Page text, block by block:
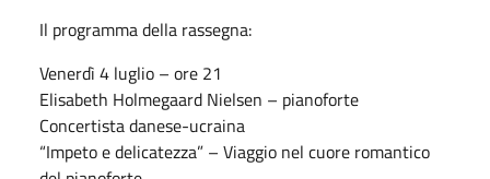
Il programma della rassegna:
Venerdì 4 luglio – ore 21
Elisabeth Holmegaard Nielsen – pianoforte
Concertista danese-ucraina
“Impeto e delicatezza” – Viaggio nel cuore romantico